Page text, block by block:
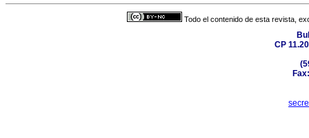
Todo el contenido de esta revista,
CP